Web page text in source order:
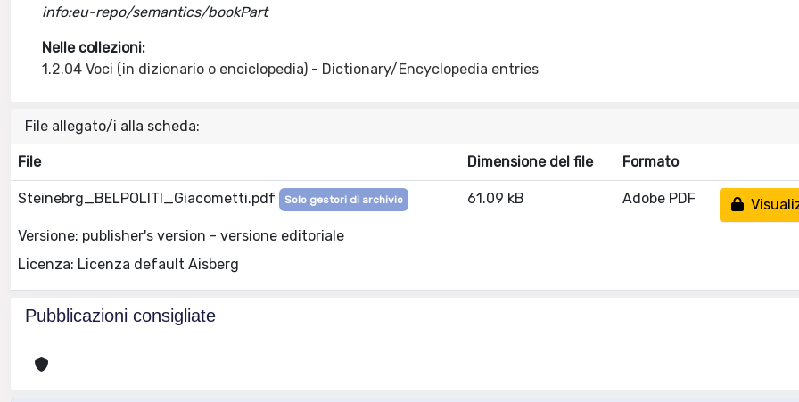
info:eu-repo/semantics/bookPart
Nelle collezioni:
1.2.04 Voci (in dizionario o enciclopedia) - Dictionary/Encyclopedia entries
File allegato/i alla scheda:
File Dimensione del file Formato
Steinebrg_BELPOLITI_Giacometti.pdf Solo gestori di archivio
Versione: publisher's version - versione editoriale
Licenza: Licenza default Aisberg
61.09 kB Adobe PDF
Pubblicazioni consigliate